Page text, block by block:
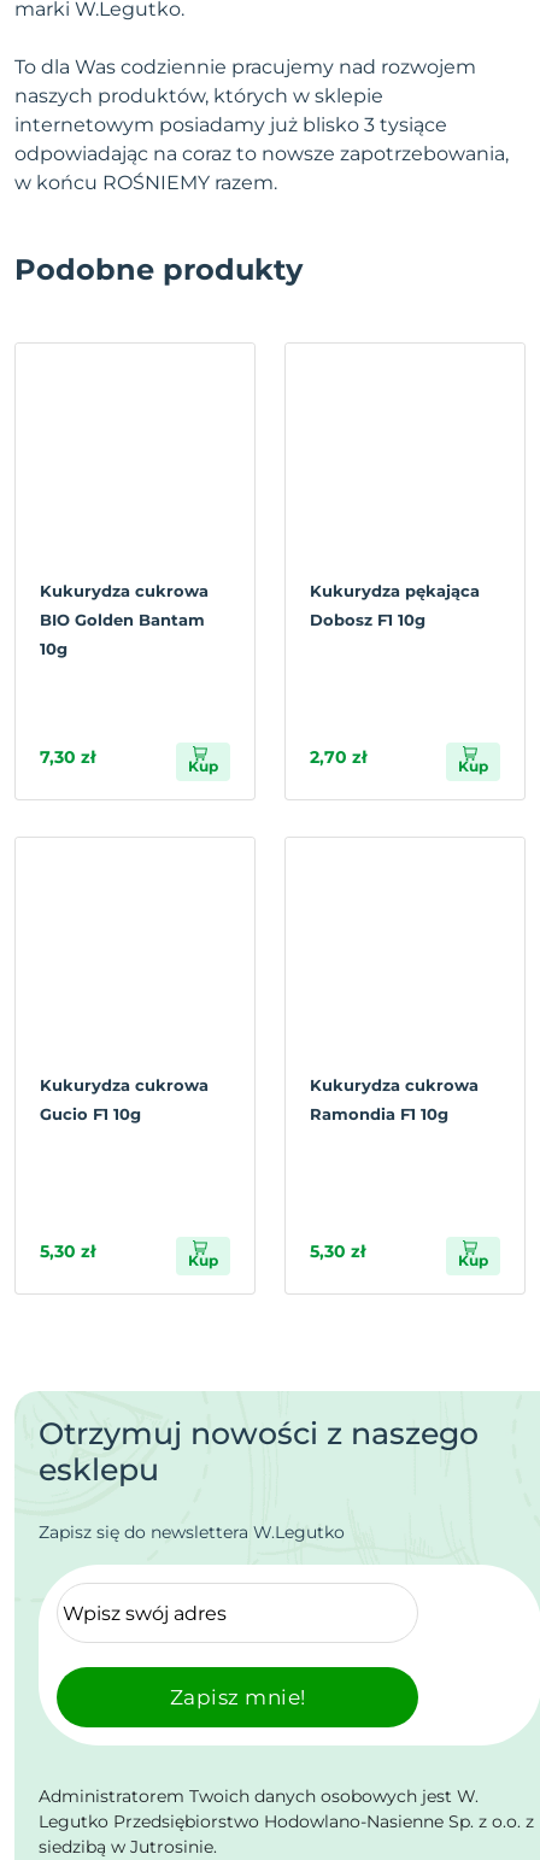
marki W.Legutko.
To dla Was codziennie pracujemy nad rozwojem
naszych produktów, których w sklepie
internetowym posiadamy już blisko 3 tysiące
odpowiadając na coraz to nowsze zapotrzebowania,
w końcu ROŚNIEMY razem.
Podobne produkty
Kukurydza cukrowa
BIO Golden Bantam
10g
7,30 zł Kup
Kukurydza pękająca
Dobosz F1 10g
2,70 zł Kup
Kukurydza cukrowa
Gucio F1 10g
5,30 zł Kup
Kukurydza cukrowa
Ramondia F1 10g
5,30 zł Kup
Otrzymuj nowości z naszego
esklepu
Zapisz się do newslettera W.Legutko
Zapisz mnie!
Administratorem Twoich danych osobowych jest W.
Legutko Przedsiębiorstwo Hodowlano-Nasienne Sp. z o.o. z
siedzibą w Jutrosinie.